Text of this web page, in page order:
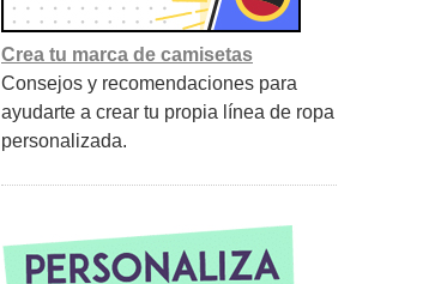
Crea tu marca de camisetas
Consejos y recomendaciones para
ayudarte a crear tu propia línea de ropa
personalizada.